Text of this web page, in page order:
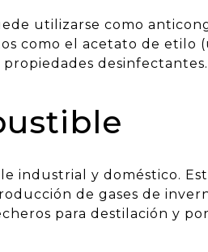
utilizarse como
como el acetato de
desinfectantes.
industrial y doméstico.
de gases de
para destilación y